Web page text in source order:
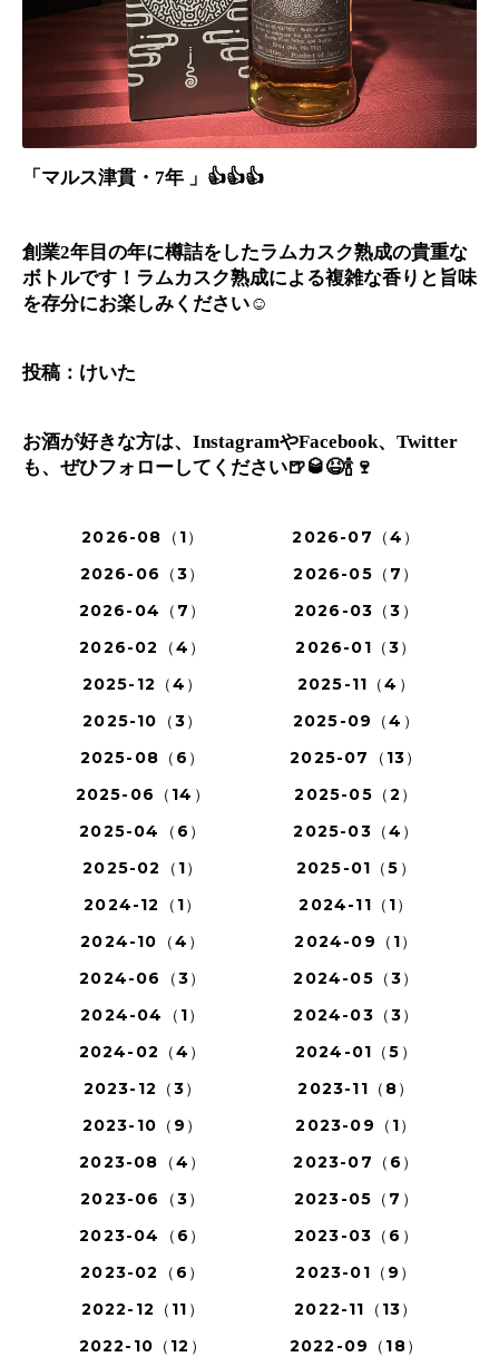
「マルス津貫・7年 」👍👍👍
創業2年目の年に樽詰をしたラムカスク熟成の貴重な
ボトルです！ラムカスク熟成による複雑な香りと旨味
を存分にお楽しみください☺️
投稿：けいた
お酒が好きな方は、InstagramやFacebook、Twitter
も、ぜひフォローしてください🍺🥃😆🍾🍷
2026-08（1）
2026-07（4）
2026-06（3）
2026-05（7）
2026-04（7）
2026-03（3）
2026-02（4）
2026-01（3）
2025-12（4）
2025-11（4）
2025-10（3）
2025-09（4）
2025-08（6）
2025-07（13）
2025-06（14）
2025-05（2）
2025-04（6）
2025-03（4）
2025-02（1）
2025-01（5）
2024-12（1）
2024-11（1）
2024-10（4）
2024-09（1）
2024-06（3）
2024-05（3）
2024-04（1）
2024-03（3）
2024-02（4）
2024-01（5）
2023-12（3）
2023-11（8）
2023-10（9）
2023-09（1）
2023-08（4）
2023-07（6）
2023-06（3）
2023-05（7）
2023-04（6）
2023-03（6）
2023-02（6）
2023-01（9）
2022-12（11）
2022-11（13）
2022-10（12）
2022-09（18）